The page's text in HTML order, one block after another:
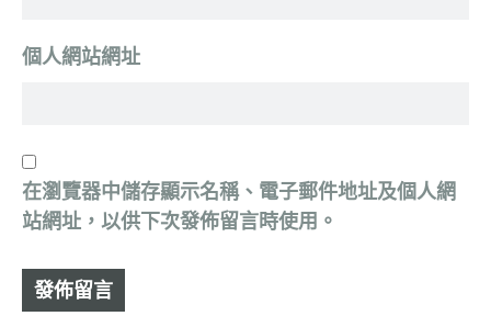
個人網站網址
在瀏覽器中儲存顯示名稱、電子郵件地址及個人網
站網址，以供下次發佈留言時使用。